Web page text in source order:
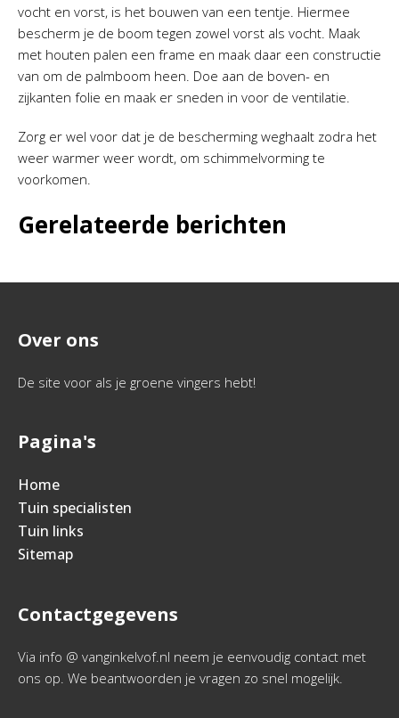
vocht en vorst, is het bouwen van een tentje. Hiermee
bescherm je de boom tegen zowel vorst als vocht. Maak
met houten palen een frame en maak daar een constructie
van om de palmboom heen. Doe aan de boven- en
zijkanten folie en maak er sneden in voor de ventilatie.
Zorg er wel voor dat je de bescherming weghaalt zodra het
weer warmer weer wordt, om schimmelvorming te
voorkomen.
Gerelateerde berichten
Over ons
De site voor als je groene vingers hebt!
Pagina's
Home
Tuin specialisten
Tuin links
Sitemap
Contactgegevens
Via info @ vanginkelvof.nl neem je eenvoudig contact met
ons op. We beantwoorden je vragen zo snel mogelijk.